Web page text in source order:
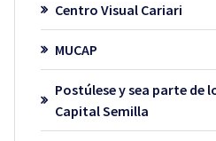
Centro Visual Cariari
MUCAP
Postúlese y sea parte de
Capital Semilla